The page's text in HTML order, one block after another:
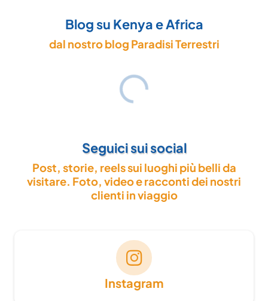
Blog su Kenya e Africa
dal nostro blog Paradisi Terrestri
Seguici sui social
Post, storie, reels sui luoghi più belli da
visitare. Foto, video e racconti dei nostri
clienti in viaggio
Instagram